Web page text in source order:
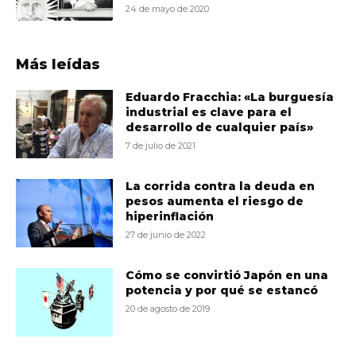
24 de mayo de 2020
Más leídas
Eduardo Fracchia: «La burguesía
industrial es clave para el
desarrollo de cualquier país»
7 de julio de 2021
La corrida contra la deuda en
pesos aumenta el riesgo de
hiperinflación
27 de junio de 2022
Cómo se convirtió Japón en una
potencia y por qué se estancó
20 de agosto de 2019